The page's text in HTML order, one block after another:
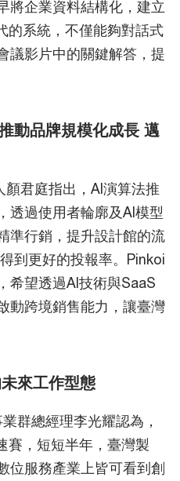
將企業資料結構化，建立
的系統，不僅能夠對話式
議影片中的關鍵解答，提
動品牌規模化成長 邁
君庭指出，AI演算法推
透過使用者輪廓及AI模型
準行銷，提升設計館的流
到更好的投報率。Pinkoi
希望透過AI技術與SaaS
動跨境銷售能力，讓臺灣
來工作型態
群總經理李光耀認為，
賽，短短半年，臺灣製
位服務產業上皆可看到創